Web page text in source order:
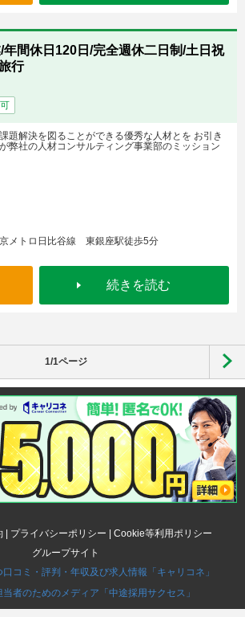
/年間休日120日/完全週休二日制/土日祝
行
題解決を図ることができる優秀な人材とを お引き
弊社の人材コンサルティング事業部のミッション
メトロ日比谷線 東銀座駅徒歩5分
続きを読む
1/1ページ
| プライバシーポリシー | Cookie等利用ポリシー
グループサイト
コミ・評判・年収及び求人情報「キャリコネ」
者のためのメディア「中途採用サクセス」